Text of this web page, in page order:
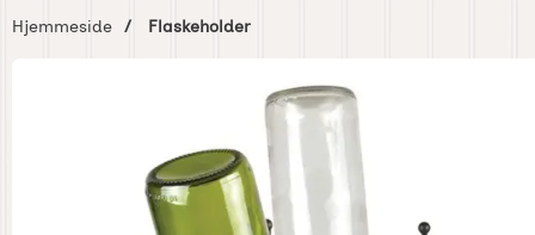
Hjemmeside Flaskeholder